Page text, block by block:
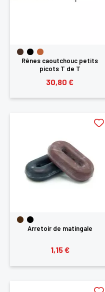
Rênes caoutchouc petits
picots T de T
30,80 €
Arretoir de matingale
1,15 €
×
Vous devez être
produits dans votre liste